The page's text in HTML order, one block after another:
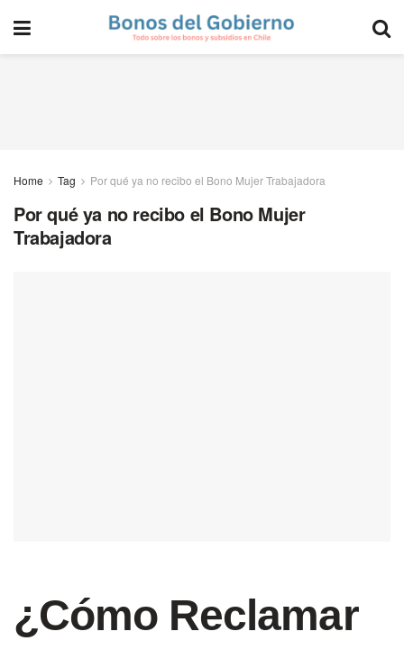
Home Tag Por qué ya no recibo el Bono Mujer Trabajadora
Por qué ya no recibo el Bono Mujer
Trabajadora
¿Cómo Reclamar